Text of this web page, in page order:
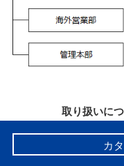
取り扱いに
カ